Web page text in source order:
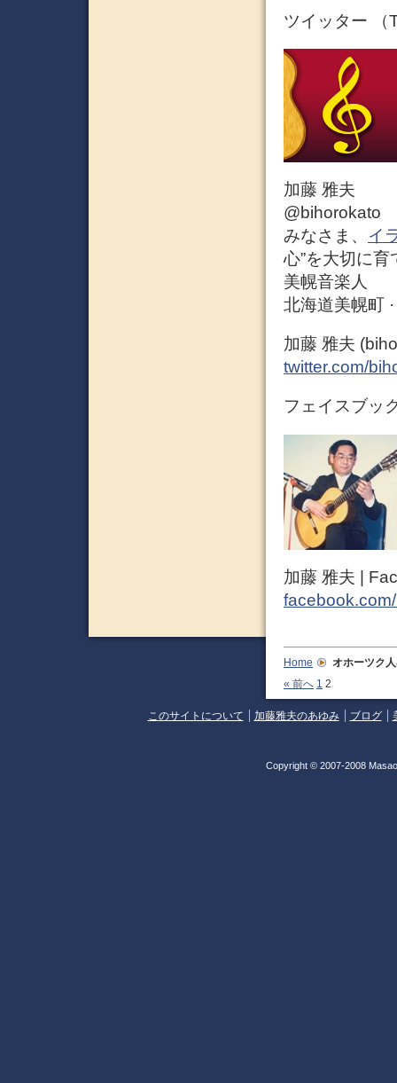
ツイッター （
加藤 雅夫
@bihorokato
みなさま、 イ
心”を大切に
美幌音楽人
北海道美幌町
加藤 雅夫
twitter.com/
フェイスブッ
加藤 雅夫 |
« 前へ 1 2
Home オホーツク
このサイトについて 加藤雅夫のあゆみ ブログ
Copyright © 2007-2008